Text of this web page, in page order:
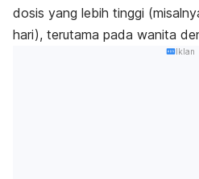
dosis yang lebih tinggi
hari), terutama pada wanita
Iklan